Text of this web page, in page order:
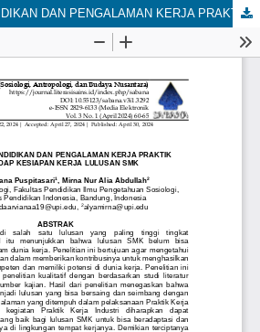
KONTRIBUSI PENDIDIKAN DAN PENGALAMAN KERJA PRAKTIK TERHADAP KESIAPAN KERJA LULUSAN SMK